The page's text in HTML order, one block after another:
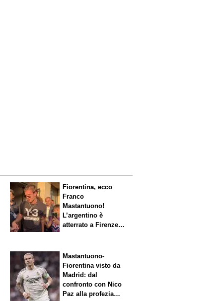
Fiorentina, ecco
Franco
Mastantuono!
L’argentino è
atterrato a Firenze,
Mastantuono-
Fiorentina visto da
Madrid: dal
confronto con Nico
Paz alla profezia